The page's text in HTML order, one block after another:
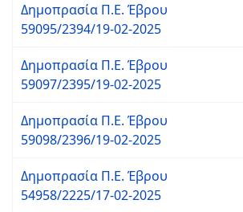
Δημοπρασία Π.Ε. Έβρου
59095/2394/19-02-2025
Δημοπρασία Π.Ε. Έβρου
59097/2395/19-02-2025
Δημοπρασία Π.Ε. Έβρου
59098/2396/19-02-2025
Δημοπρασία Π.Ε. Έβρου
54958/2225/17-02-2025